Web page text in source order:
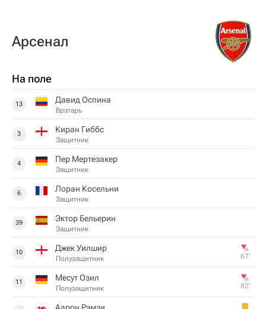
Арсенал
На поле
13 Давид Оспина
Вратарь
3 Киран Гиббс
Защитник
4 Пер Мертезакер
Защитник
6 Лоран Косельни
Защитник
39 Эктор Бельерин
Защитник
10 Джек Уилшир
Полузащитник 67‎’‎
11 Месут Озил
Полузащитник 82‎’‎